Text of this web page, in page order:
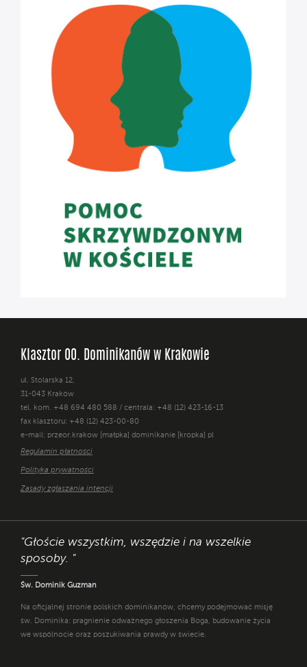
Klasztor OO. Dominikanów w Krakowie
ul. Stolarska 12,
31-043 Kraków
tel. kom. +48 694 480 588 / centrala: +48 (12) 423-16-13
fax klasztoru: +48 (12) 423-00-80
e-mail: przeor.krakow [małpka] dominikanie [kropka] pl
Regulamin płatności
Polityka prywatności
Zasady zgłaszania intencji
"Głoście wszystkim, wszędzie i na wszelkie
sposoby. "
Św. Dominik Guzman
Na oficjalnej stronie polskich dominikanów, chcemy podejmować misję
św. Dominika: pragnienie odważnego głoszenia Boga, budowanie życia
we wspólnocie oraz poszukiwania prawdy w świecie.